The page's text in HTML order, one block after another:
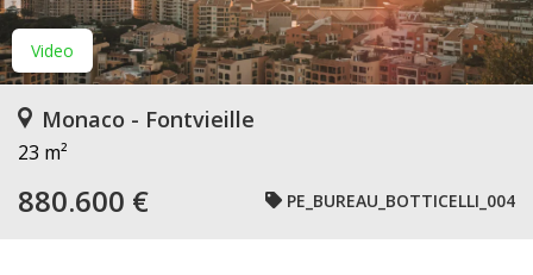
Video
Monaco - Fontvieille
23 m²
880.600 € PE_BUREAU_BOTTICELLI_004